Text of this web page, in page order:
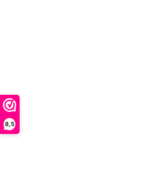
8,5